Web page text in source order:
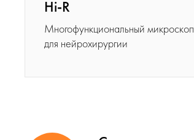
Hi-R
Многофункциональный микроскоп
для нейрохирургии